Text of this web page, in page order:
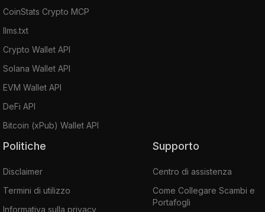
CoinStats Crypto MCP
llms.txt
Crypto Wallet API
Solana Wallet API
EVM Wallet API
DeFi API
Bitcoin (xPub) Wallet API
Politiche
Disclaimer
Termini di utilizzo
Informativa sulla privacy
Supporto
Centro di assistenza
Come Collegare Scambi e
Portafogli